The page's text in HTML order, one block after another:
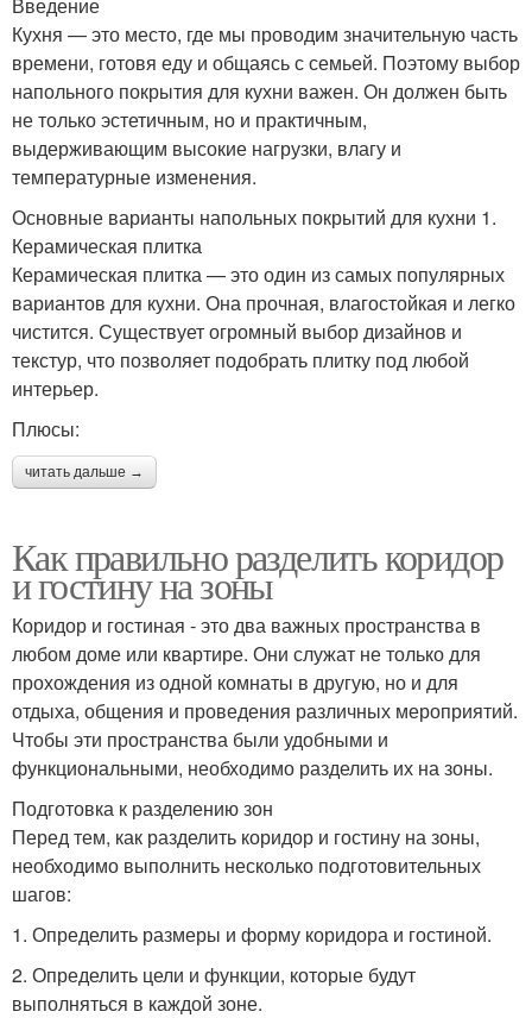
Кухня — это место, где мы проводим значительную часть
времени, готовя еду и общаясь с семьей. Поэтому выбор
напольного покрытия для кухни важен. Он должен быть
не только эстетичным, но и практичным,
выдерживающим высокие нагрузки, влагу и
температурные изменения.
Основные варианты напольных покрытий для кухни 1.
Керамическая плитка
Керамическая плитка — это один из самых популярных
вариантов для кухни. Она прочная, влагостойкая и легко
чистится. Существует огромный выбор дизайнов и
текстур, что позволяет подобрать плитку под любой
интерьер.
Плюсы:
читать дальше →
Как правильно разделить коридор
и гостину на зоны
Коридор и гостиная - это два важных пространства в
любом доме или квартире. Они служат не только для
прохождения из одной комнаты в другую, но и для
отдыха, общения и проведения различных мероприятий.
Чтобы эти пространства были удобными и
функциональными, необходимо разделить их на зоны.
Подготовка к разделению зон
Перед тем, как разделить коридор и гостину на зоны,
необходимо выполнить несколько подготовительных
шагов:
1. Определить размеры и форму коридора и гостиной.
2. Определить цели и функции, которые будут
выполняться в каждой зоне.